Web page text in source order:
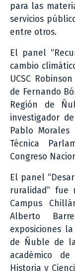
para las
servicios
entre otros.
El panel
cambio
UCSC
de Fernando
Región de
investigador
Pablo
Técnica
Congreso
El panel
ruralidad” fue
Campus
Alberto
exposiciones
de Ñuble de
académico
Historia y